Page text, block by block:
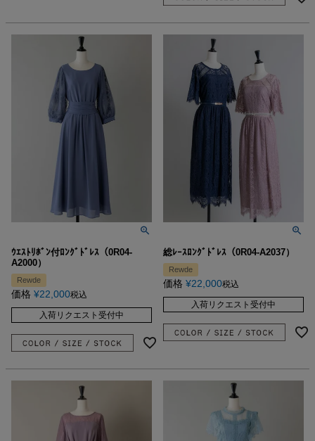
ｳｴｽﾄﾘﾎﾞﾝ付ﾛﾝｸﾞﾄﾞﾚｽ（0R04-
A2000）
Rewde
価格 ¥22,000税込
入荷リクエスト受付中
総ﾚｰｽﾛﾝｸﾞﾄﾞﾚｽ（0R04-A2037）
Rewde
価格 ¥22,000税込
入荷リクエスト受付中